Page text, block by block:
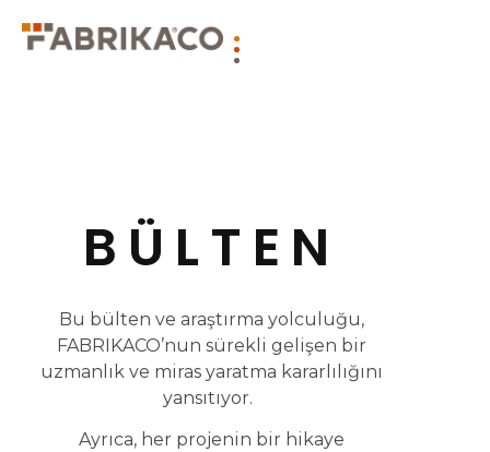
BÜLTEN
Bu bülten ve araştırma yolculuğu,
FABRIKACO’nun sürekli gelişen bir
uzmanlık ve miras yaratma kararlılığını
yansıtıyor.
Ayrıca, her projenin bir hikaye